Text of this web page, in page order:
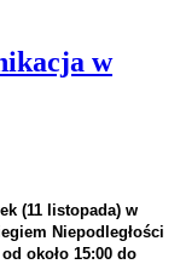
w
(11 listopada) w
Niepodległości
około 15:00 do